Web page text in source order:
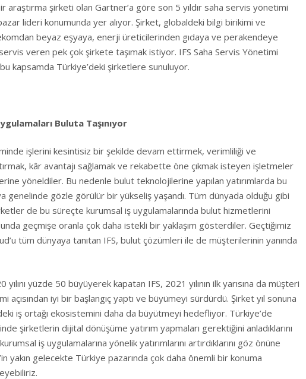
araştırma şirketi olan Gartner’a göre son 5 yıldır saha servis yönetimi
lideri konumunda yer alıyor. Şirket, globaldeki bilgi birikimi ve
beyaz eşyaya, enerji üreticilerinden gıdaya ve perakendeye
veren pek çok şirkete taşımak istiyor. IFS Saha Servis Yönetimi
kapsamda Türkiye’deki şirketlere sunuluyor.
Buluta Taşınıyor
işlerini kesintisiz bir şekilde devam ettirmek, verimliliği ve
kâr avantajı sağlamak ve rekabette öne çıkmak isteyen işletmeler
yöneldiler. Bu nedenle bulut teknolojilerine yapılan yatırımlarda bu
genelinde gözle görülür bir yükseliş yaşandı. Tüm dünyada olduğu gibi
de bu süreçte kurumsal iş uygulamalarında bulut hizmetlerini
geçmişe oranla çok daha istekli bir yaklaşım gösterdiler. Geçtiğimiz
tüm dünyaya tanıtan IFS, bulut çözümleri ile de müşterilerinin yanında
yılını yüzde 50 büyüyerek kapatan IFS, 2021 yılının ilk yarısına da müşteri
açısından iyi bir başlangıç yaptı ve büyümeyi sürdürdü. Şirket yıl sonuna
iş ortağı ekosistemini daha da büyütmeyi hedefliyor. Türkiye’de
şirketlerin dijital dönüşüme yatırım yapmaları gerektiğini anladıklarını
iş uygulamalarına yönelik yatırımlarını artırdıklarını göz önüne
yakın gelecekte Türkiye pazarında çok daha önemli bir konuma